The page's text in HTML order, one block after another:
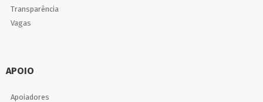
Transparência
Vagas
APOIO
Apoiadores